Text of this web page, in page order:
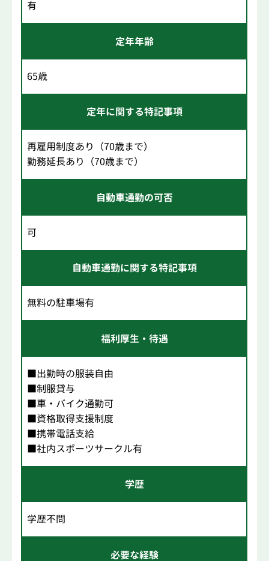
有
定年年齢
65歳
定年に関する特記事項
再雇用制度あり（70歳まで）
勤務延長あり（70歳まで）
自動車通勤の可否
可
自動車通勤に関する特記事項
無料の駐車場有
福利厚生・待遇
■出勤時の服装自由
■制服貸与
■車・バイク通勤可
■資格取得支援制度
■携帯電話支給
■社内スポーツサークル有
学歴
学歴不問
必要な経験